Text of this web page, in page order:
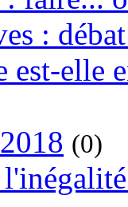
:
est-elle
(0)